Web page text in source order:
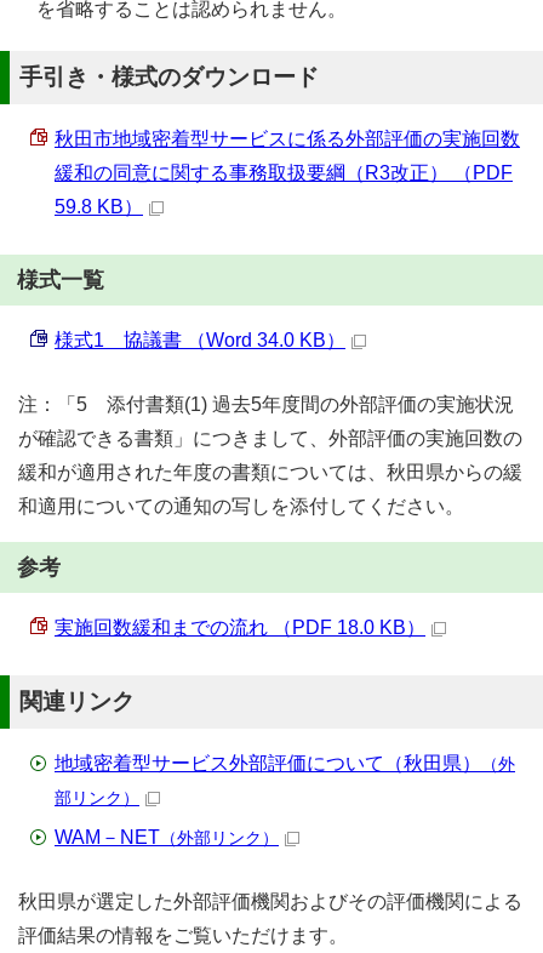
を省略することは認められません。
手引き・様式のダウンロード
秋田市地域密着型サービスに係る外部評価の実施回数
緩和の同意に関する事務取扱要綱（R3改正） （PDF
59.8 KB）
様式一覧
様式1 協議書 （Word 34.0 KB）
注：「5 添付書類(1) 過去5年度間の外部評価の実施状況
が確認できる書類」につきまして、外部評価の実施回数の
緩和が適用された年度の書類については、秋田県からの緩
和適用についての通知の写しを添付してください。
参考
実施回数緩和までの流れ （PDF 18.0 KB）
関連リンク
地域密着型サービス外部評価について（秋田県）
（外
部リンク）
WAM－NET （外部リンク）
秋田県が選定した外部評価機関およびその評価機関による
評価結果の情報をご覧いただけます。